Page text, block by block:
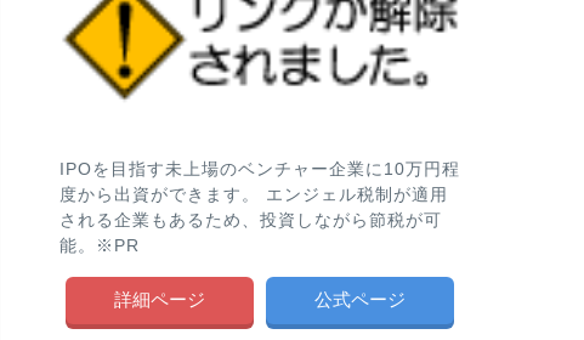
IPOを目指す未上場のベンチャー企業に10万円程
度から出資ができます。 エンジェル税制が適用
される企業もあるため、投資しながら節税が可
能。※PR
詳細ページ 公式ページ